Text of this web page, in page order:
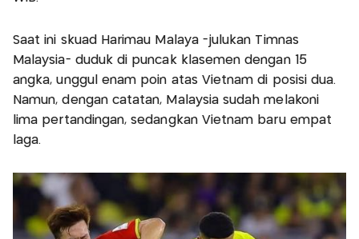
Saat ini skuad Harimau Malaya -julukan Timnas
Malaysia- duduk di puncak klasemen dengan 15
angka, unggul enam poin atas Vietnam di posisi dua.
Namun, dengan catatan, Malaysia sudah melakoni
lima pertandingan, sedangkan Vietnam baru empat
laga.